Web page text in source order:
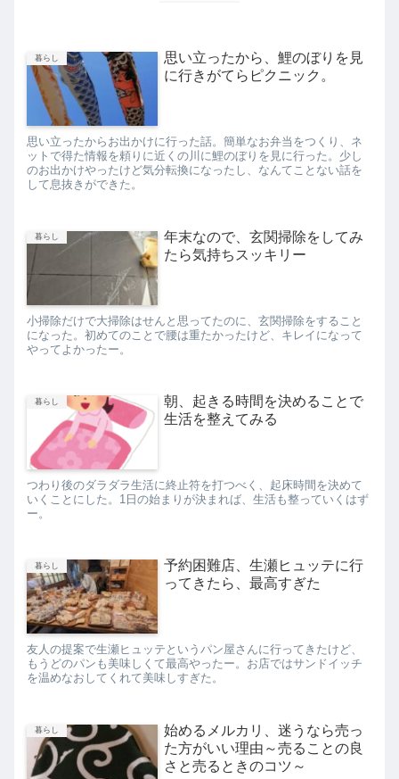
暮らし
思い立ったから、鯉のぼりを見
に行きがてらピクニック。
思い立ったからお出かけに行った話。簡単なお弁当をつくり、ネ
ットで得た情報を頼りに近くの川に鯉のぼりを見に行った。少し
のお出かけやったけど気分転換になったし、なんてことない話を
して息抜きができた。
暮らし
年末なので、玄関掃除をしてみ
たら気持ちスッキリー
小掃除だけで大掃除はせんと思ってたのに、玄関掃除をすること
になった。初めてのことで腰は重たかったけど、キレイになって
やってよかったー。
暮らし
朝、起きる時間を決めることで
生活を整えてみる
つわり後のダラダラ生活に終止符を打つべく、起床時間を決めて
いくことにした。1日の始まりが決まれば、生活も整っていくはず
ー。
暮らし
予約困難店、生瀬ヒュッテに行
ってきたら、最高すぎた
友人の提案で生瀬ヒュッテというパン屋さんに行ってきたけど、
もうどのパンも美味しくて最高やったー。お店ではサンドイッチ
を温めなおしてくれて美味しすぎた。
暮らし
始めるメルカリ、迷うなら売っ
た方がいい理由～売ることの良
さと売るときのコツ～